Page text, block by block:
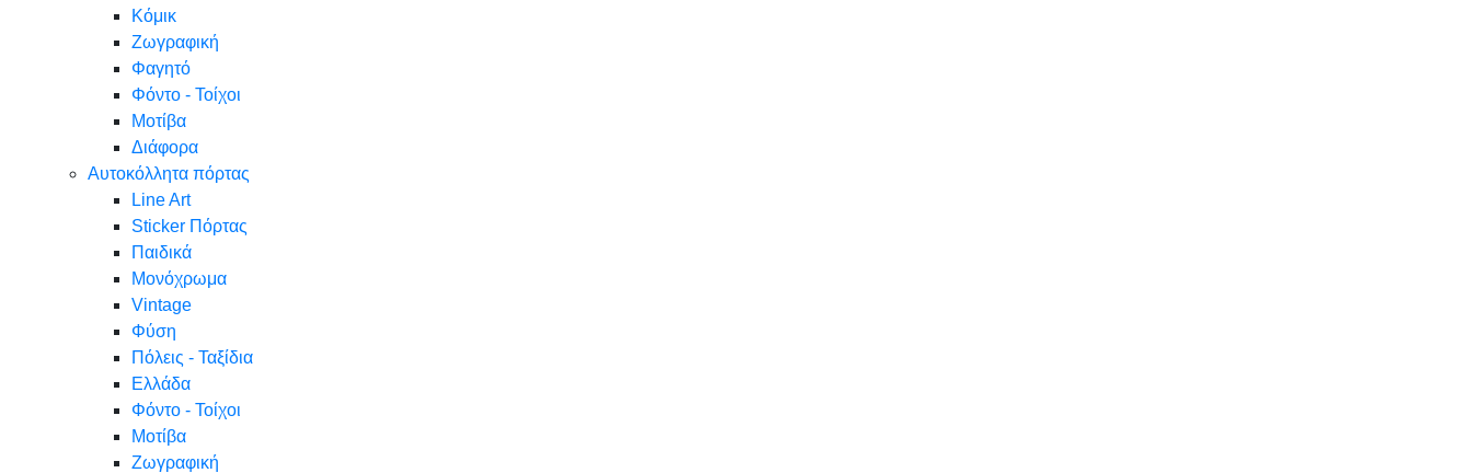
Κόμικ
Ζωγραφική
Φαγητό
Φόντο - Τοίχοι
Μοτίβα
Διάφορα
Αυτοκόλλητα πόρτας
Line Art
Sticker Πόρτας
Παιδικά
Μονόχρωμα
Vintage
Φύση
Πόλεις - Ταξίδια
Ελλάδα
Φόντο - Τοίχοι
Μοτίβα
Ζωγραφική